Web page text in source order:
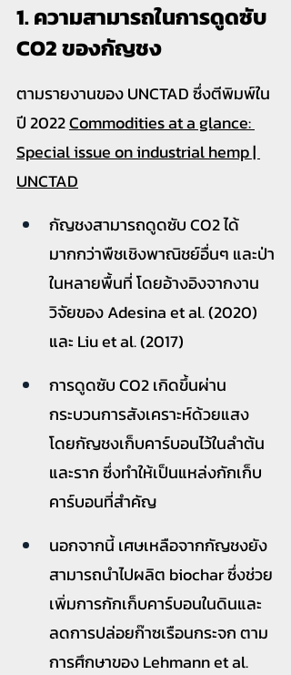
1. ความสามารถในการดูดซับ
CO2 ของกัญชง
ตามรายงานของ UNCTAD ซึ่งตีพิมพ์ใน
ปี 2022 Commodities at a glance:
Special issue on industrial hemp |
UNCTAD
กัญชงสามารถดูดซับ CO2 ได้
มากกว่าพืชเชิงพาณิชย์อื่นๆ และป่า
ในหลายพื้นที่ โดยอ้างอิงจากงาน
วิจัยของ Adesina et al. (2020)
และ Liu et al. (2017)
การดูดซับ CO2 เกิดขึ้นผ่าน
กระบวนการสังเคราะห์ด้วยแสง
โดยกัญชงเก็บคาร์บอนไว้ในลำต้น
และราก ซึ่งทำให้เป็นแหล่งกักเก็บ
คาร์บอนที่สำคัญ
นอกจากนี้ เศษเหลือจากกัญชงยัง
สามารถนำไปผลิต biochar ซึ่งช่วย
เพิ่มการกักเก็บคาร์บอนในดินและ
ลดการปล่อยก๊าซเรือนกระจก ตาม
การศึกษาของ Lehmann et al.